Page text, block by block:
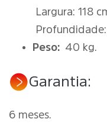
Largura: 118
Peso: 40 kg.
Garantia:
6 meses.